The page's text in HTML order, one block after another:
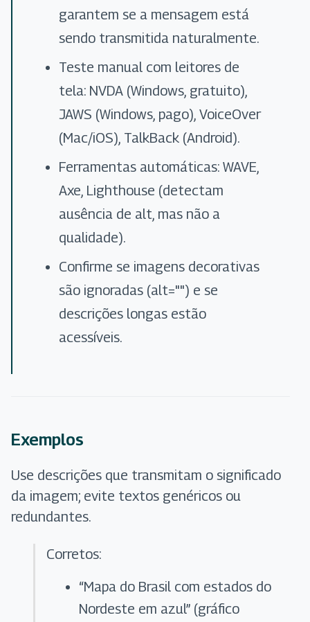
garantem se a mensagem está
sendo transmitida naturalmente.
Teste manual com leitores de
tela: NVDA (Windows, gratuito),
JAWS (Windows, pago), VoiceOver
(Mac/iOS), TalkBack (Android).
Ferramentas automáticas: WAVE,
Axe, Lighthouse (detectam
ausência de alt, mas não a
qualidade).
Confirme se imagens decorativas
são ignoradas (alt="") e se
descrições longas estão
acessíveis.
Exemplos
Use descrições que transmitam o significado
da imagem; evite textos genéricos ou
redundantes.
Corretos:
“Mapa do Brasil com estados do
Nordeste em azul” (gráfico